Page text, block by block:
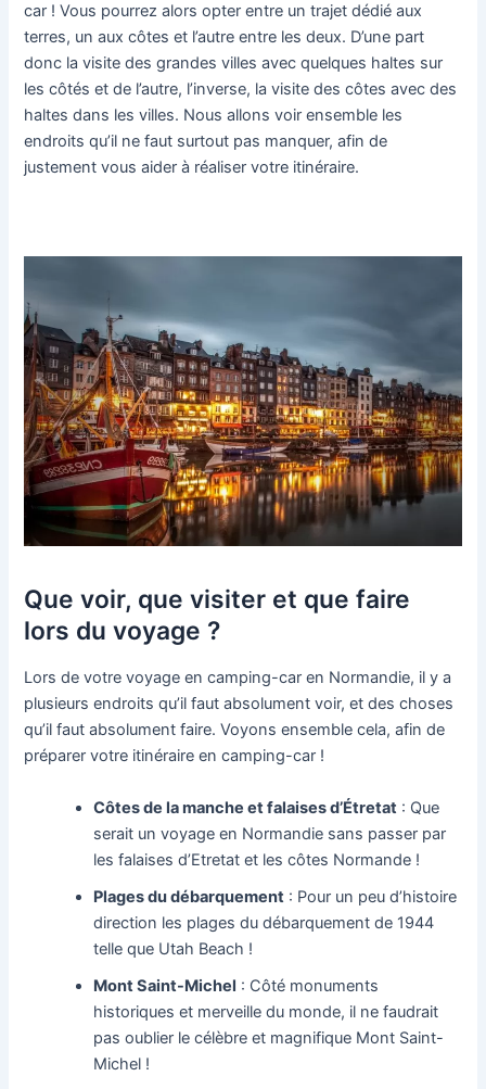
car ! Vous pourrez alors opter entre un trajet dédié aux
terres, un aux côtes et l’autre entre les deux. D’une part
donc la visite des grandes villes avec quelques haltes sur
les côtés et de l’autre, l’inverse, la visite des côtes avec des
haltes dans les villes. Nous allons voir ensemble les
endroits qu’il ne faut surtout pas manquer, afin de
justement vous aider à réaliser votre itinéraire.
Que voir, que visiter et que faire
lors du voyage ?
Lors de votre voyage en camping-car en Normandie, il y a
plusieurs endroits qu’il faut absolument voir, et des choses
qu’il faut absolument faire. Voyons ensemble cela, afin de
préparer votre itinéraire en camping-car !
Côtes de la manche et falaises d’Étretat : Que
serait un voyage en Normandie sans passer par
les falaises d’Etretat et les côtes Normande !
Plages du débarquement : Pour un peu d’histoire
direction les plages du débarquement de 1944
telle que Utah Beach !
Mont Saint-Michel : Côté monuments
historiques et merveille du monde, il ne faudrait
pas oublier le célèbre et magnifique Mont Saint-
Michel !